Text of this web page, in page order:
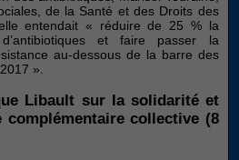
de la Santé et des Droits des
entendait « réduire de 25 % la
et faire passer la
au-dessous de la barre des
».
Libault sur la solidarité et
collective (8
Marketing
En partageant
comportement
lorsque vous